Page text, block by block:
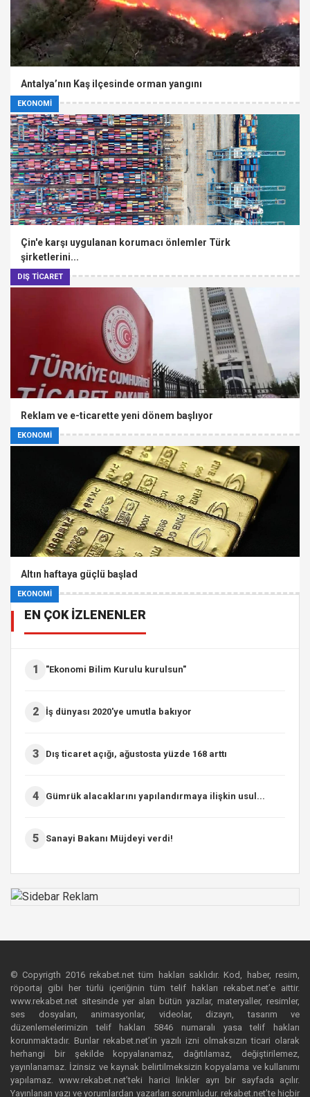
EKONOMİ
Antalya’nın Kaş ilçesinde orman yangını
DIŞ TİCARET
Çin'e karşı uygulanan korumacı önlemler Türk
şirketlerini...
EKONOMİ
Reklam ve e-ticarette yeni dönem başlıyor
EKONOMİ
Altın haftaya güçlü başlad
EN ÇOK İZLENENLER
1 "Ekonomi Bilim Kurulu kurulsun"
2 İş dünyası 2020'ye umutla bakıyor
3 Dış ticaret açığı, ağustosta yüzde 168 arttı
4 Gümrük alacaklarını yapılandırmaya ilişkin usul...
5 Sanayi Bakanı Müjdeyi verdi!
© Copyrigth 2016 rekabet.net tüm hakları saklıdır. Kod, haber, resim,
röportaj gibi her türlü içeriğinin tüm telif hakları rekabet.net’e aittir.
www.rekabet.net sitesinde yer alan bütün yazılar, materyaller, resimler,
ses dosyaları, animasyonlar, videolar, dizayn, tasarım ve
düzenlemelerimizin telif hakları 5846 numaralı yasa telif hakları
korunmaktadır. Bunlar rekabet.net’in yazılı izni olmaksızın ticari olarak
herhangi bir şekilde kopyalanamaz, dağıtılamaz, değiştirilemez,
yayınlanamaz. İzinsiz ve kaynak belirtilmeksizin kopyalama ve kullanımı
yapılamaz. www.rekabet.net’teki harici linkler ayrı bir sayfada açılır.
Yayınlanan yazı ve yorumlardan yazarları sorumludur. rekabet.net’te hiçbir